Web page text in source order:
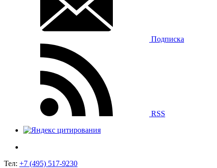
Подписка
RSS
Тел: +7 (495) 517-9230